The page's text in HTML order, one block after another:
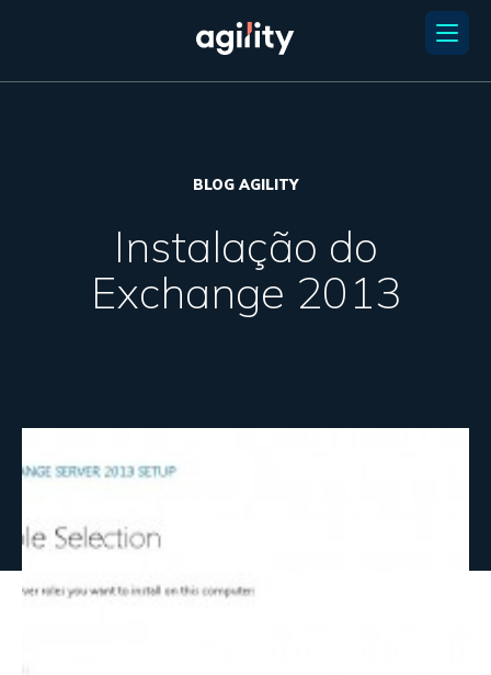
BLOG AGILITY
Instalação do
Exchange 2013